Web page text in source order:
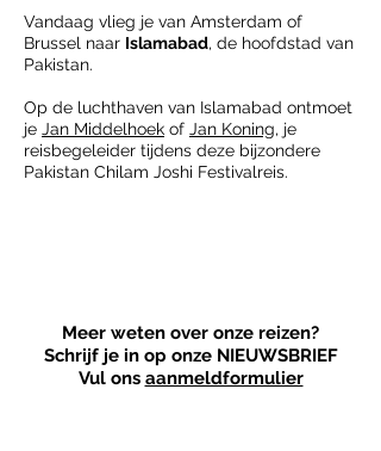
Vandaag vlieg je van Amsterdam of
Brussel naar Islamabad, de hoofdstad van
Pakistan.
Op de luchthaven van Islamabad ontmoet
je Jan Middelhoek of Jan Koning, je
reisbegeleider tijdens deze bijzondere
Pakistan Chilam Joshi Festivalreis.
Meer weten over onze reizen?
Schrijf je in op onze NIEUWSBRIEF
Vul ons aanmeldformulier